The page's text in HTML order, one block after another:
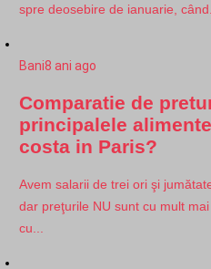
spre deosebire de ianuarie,
Bani8 ani ago
Comparatie de
principalele
costa in Paris?
Avem salarii de trei ori şi
dar preţurile NU sunt cu mult
cu...